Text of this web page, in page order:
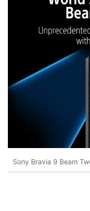
Sony Bravia 9 Beam